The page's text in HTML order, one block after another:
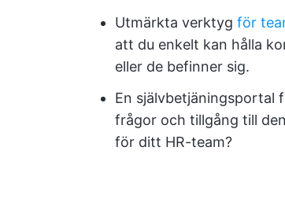
Utmärkta verktyg för
att du enkelt kan hålla
eller de befinner sig.
En självbetjäningsportal
frågor och tillgång till
för ditt HR-team?